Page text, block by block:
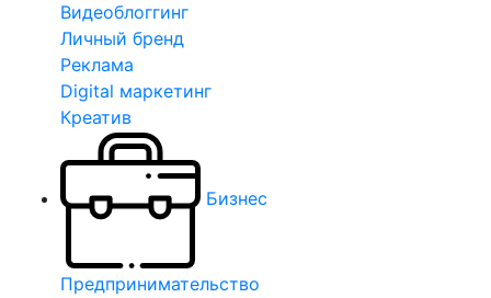
Видеоблоггинг
Личный бренд
Реклама
Digital маркетинг
Креатив
Бизнес
Предпринимательство